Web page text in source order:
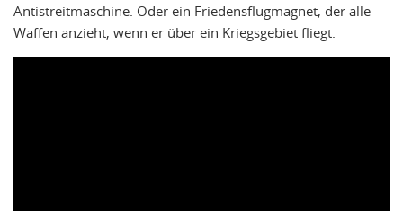
Antistreitmaschine. Oder ein Friedensflugmagnet, der alle
Waffen anzieht, wenn er über ein Kriegsgebiet fliegt.